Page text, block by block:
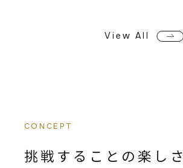
View All
CONCEPT
挑戦することの楽しさ